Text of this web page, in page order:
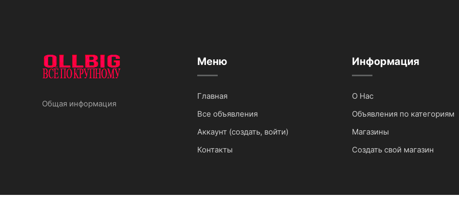
Общая информация
Меню
Главная
Все объявления
Аккаунт (создать, войти)
Контакты
Информация
О Нас
Объявления по категориям
Магазины
Создать свой магазин